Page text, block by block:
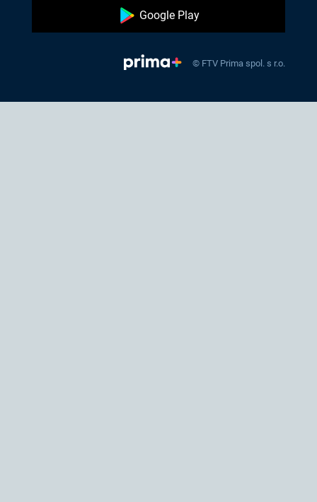
Google Play
© FTV Prima spol. s r.o.